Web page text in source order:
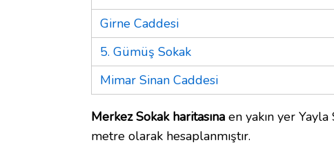
Girne Caddesi
5. Gümüş Sokak
Mimar Sinan Caddesi
Merkez Sokak haritasına en yakın yer
metre olarak hesaplanmıştır.